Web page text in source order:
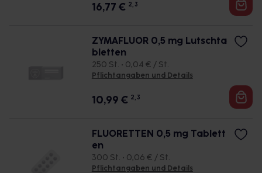
16,77 € 2, 3
ZYMAFLUOR 0,5 mg Lutschta
bletten
250 St. • 0,04 € / St.
Pflichtangaben und Details
10,99 € 2, 3
FLUORETTEN 0,5 mg Tablett
en
300 St. • 0,06 € / St.
Pflichtangaben und Details